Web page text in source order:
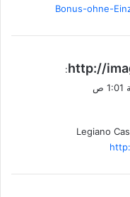
Bonus-ohne-
http://
:
Legiano